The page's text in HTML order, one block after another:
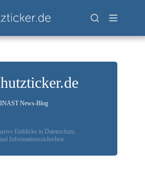
News-Blog
Einblicke in Datenschutz,
Informationssicherheit.